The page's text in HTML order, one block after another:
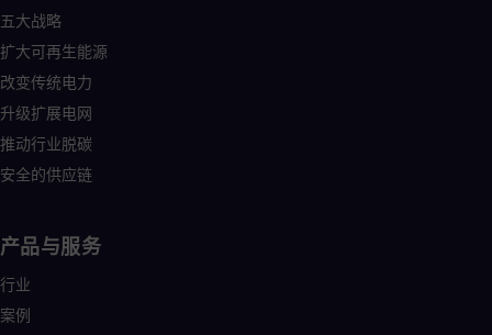
五大战略
扩大可再生能源
改变传统电力
升级扩展电网
推动行业脱碳
安全的供应链
产品与服务
行业
案例